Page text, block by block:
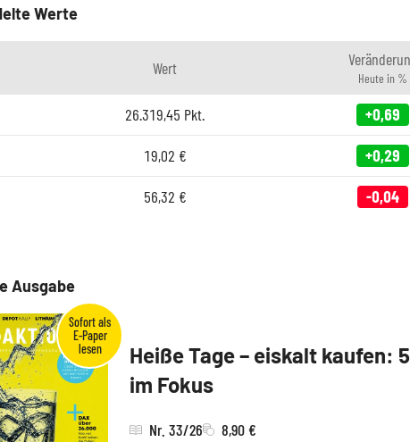
Werte
Wert
Heute in %
26.319,45 Pkt. +0,69
19,02 € +0,29
56,32 € -0,04
Ausgabe
Heiße Tage – eiskalt kaufen:
im Fokus
Nr. 33/26 8,90 €